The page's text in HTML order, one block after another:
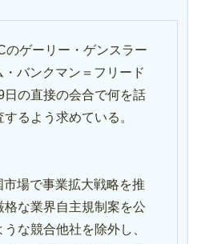
のゲーリー・ゲンスラー
バンクマン＝フリード
日の直接の会合で何を話
るよう求めている。
場で事業拡大戦略を推
格な業界自主規制案を公
な競合他社を除外し、